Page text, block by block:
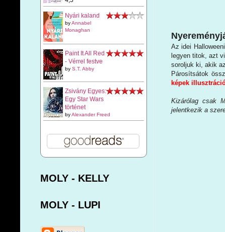
Az idei
legyen titok, azt
soroljuk ki, akik
Párosítsátok
képek
Kizárólag csak
jelentkezik a
Nyári kaland
byAnnabel
Monaghan
Paint It All Red
- Vérrel festve
by S.T. Abby
Zsivány Egyes:
Egy Star Wars
történet
byAlexander Freed
MOLY - KELLY
MOLY - LUPI